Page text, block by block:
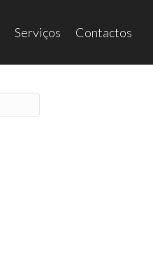
Serviços Contactos